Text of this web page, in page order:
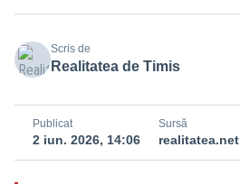
Scris de
Realitatea de Timis
Publicat
2 iun. 2026, 14:06
Sursă
realitatea.net